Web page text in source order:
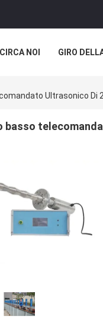
CIRCA NOI GIRO
Ultrasonico Di
basso